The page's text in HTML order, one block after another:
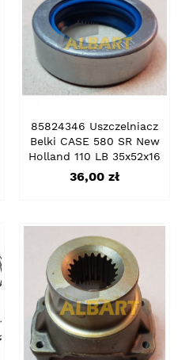
85824346 Uszczelniacz
Belki CASE 580 SR New
Holland 110 LB 35x52x16
Cena
36,00 zł